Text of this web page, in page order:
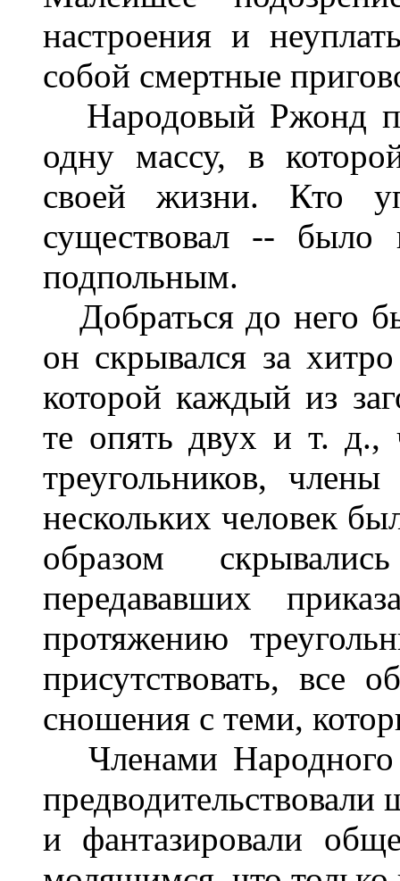
настроения и
собой смертные
Народовый Ржонд
одну массу, в
своей жизни. Кто
существовал -- было
подпольным.
Добраться до него
он скрывался за
которой каждый из
те опять двух и т. д.,
треугольников,
нескольких человек
образом
передававших
протяжению
присутствовать, все
сношения с теми,
Членами
и фантазировали